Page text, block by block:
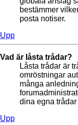
bestämmer
posta notiser.
Upp
Vad är låsta trådar?
Låsta trådar är
omröstningar
många
dina egna
Upp